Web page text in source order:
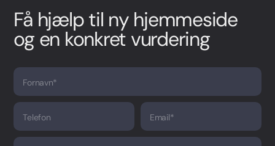
Få hjælp til ny hjemmeside
og en konkret vurdering
Fornavn*
Telefon Email*